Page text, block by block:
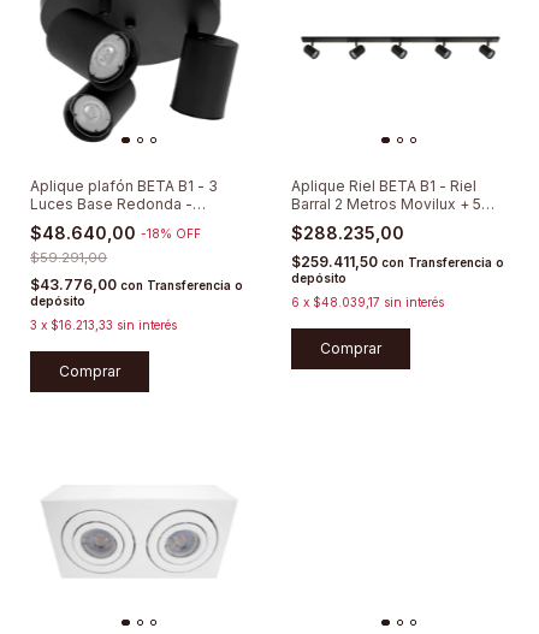
Aplique plafón BETA B1 - 3
Luces Base Redonda -
Dimerizable
$48.640,00 -18% OFF
$59.291,00
$43.776,00 con Transferencia o
depósito
3 x $16.213,33 sin interés
Comprar
Aplique Riel BETA B1 - Riel
Barral 2 Metros Movilux + 5
Spots Direccionables
$288.235,00
$259.411,50 con Transferencia o
depósito
6 x $48.039,17 sin interés
Comprar